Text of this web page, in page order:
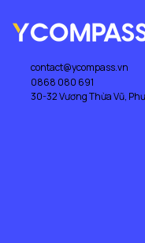
contact@ycompass.vn
0868 080 691
30-32 Vương Thừa Vũ,